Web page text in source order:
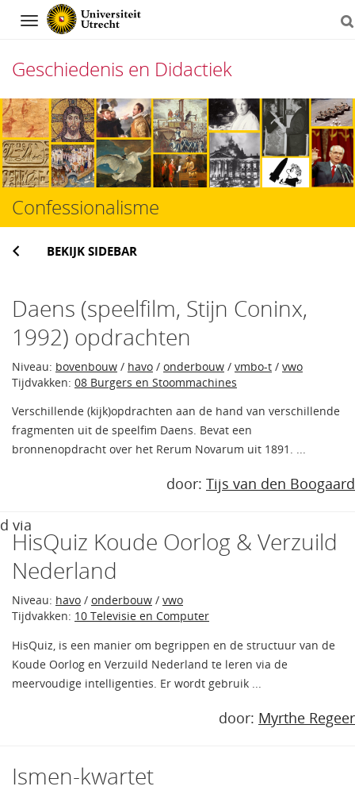
Navigation
Geschiedenis en Didactiek
Direct
naar
het
inhoud
via
Confessionalisme
BEKIJK SIDEBAR
Daens (speelfilm, Stijn Coninx,
1992) opdrachten
Niveau: bovenbouw / havo / onderbouw / vmbo-t / vwo
Tijdvakken: 08 Burgers en Stoommachines
Verschillende (kijk)opdrachten aan de hand van verschillende
fragmenten uit de speelfim Daens. Bevat een
bronnenopdracht over het Rerum Novarum uit 1891. ...
door: Tijs van den Boogaard
HisQuiz Koude Oorlog & Verzuild
Nederland
Niveau: havo / onderbouw / vwo
Tijdvakken: 10 Televisie en Computer
HisQuiz, is een manier om begrippen en de structuur van de
Koude Oorlog en Verzuild Nederland te leren via de
meervoudige intelligenties. Er wordt gebruik ...
door: Myrthe Regeer
Ismen-kwartet